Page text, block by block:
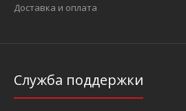
Доставка и оплата
Служба поддержки